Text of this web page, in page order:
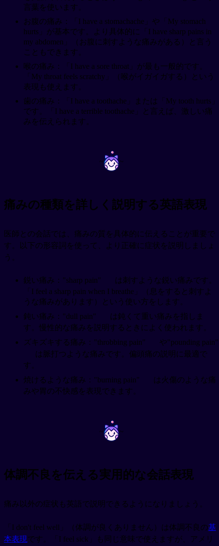
言葉を使います。
お腹の痛み：「I have a stomachache」や「My stomach
hurts」が基本です。より具体的に「I have sharp pains in
my abdomen」（お腹に刺すような痛みがある）と言う
こともできます。
喉の痛み：「I have a sore throat」が最も一般的です。
「My throat feels scratchy」（喉がイガイガする）という
表現も使えます。
歯の痛み：「I have a toothache」または「My tooth hurts」
です。「I have a terrible toothache」と言えば、激しい痛
みを伝えられます。
~ ~
痛みの種類を詳しく説明する英語表現
医師との会話では、痛みの質を具体的に伝えることが重要で
す。以下の形容詞を使って、より正確に症状を説明しましょ
う。
鋭い痛み："sharp pain"
は刺すような鋭い痛みです。
「I feel a sharp pain when I breathe」（息をすると刺すよ
うな痛みがあります）という使い方をします。
鈍い痛み："dull pain"
は鈍くて重い痛みを指しま
す。慢性的な痛みを説明するときによく使われます。
ズキズキする痛み："throbbing pain"
や"pounding pain"
は脈打つような痛みです。偏頭痛の説明に最適で
す。
焼けるような痛み："burning pain"
は火傷のような痛
みや胃の不快感を表現できます。
~ ~
体調不良を伝える実用的な会話表現
痛み以外の症状も英語で説明できるようになりましょう。
「I don't feel well」（体調が良くありません）は体調不良の基
本表現です。「I feel sick」も同じ意味で使えますが、アメリ